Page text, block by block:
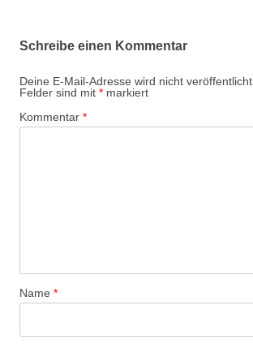
Schreibe einen Kommentar
Deine E-Mail-Adresse wird nicht veröffentlicht.
Felder sind mit * markiert
Kommentar *
Name *